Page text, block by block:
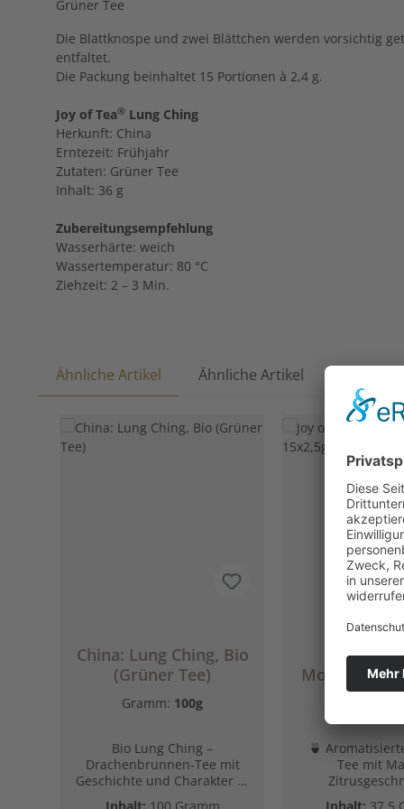
Grüner Tee
Die Blattknospe und zwei Blättchen werden vorsichtig
entfaltet.
Die Packung beinhaltet 15 Portionen à 2,4 g.
Joy of Tea® Lung Ching
Herkunft: China
Erntezeit: Frühjahr
Zutaten: Grüner Tee
Inhalt: 36 g
Zubereitungsempfehlung
Wasserhärte: weich
Wassertemperatur: 80 °C
Ziehzeit: 2 – 3 Min.
Ähnliche Artikel Ähnliche Artikel
Produktgalerie überspringen
China: Lung Ching, Bio
(Grüner Tee)
Gramm: 100g
Bio Lung Ching –
Drachenbrunnen-Tee mit
Geschichte und Charakter 🐉
🍵 Für alle, die klassischen
Joy of
=
🍵
Tee mit
Faszinierende